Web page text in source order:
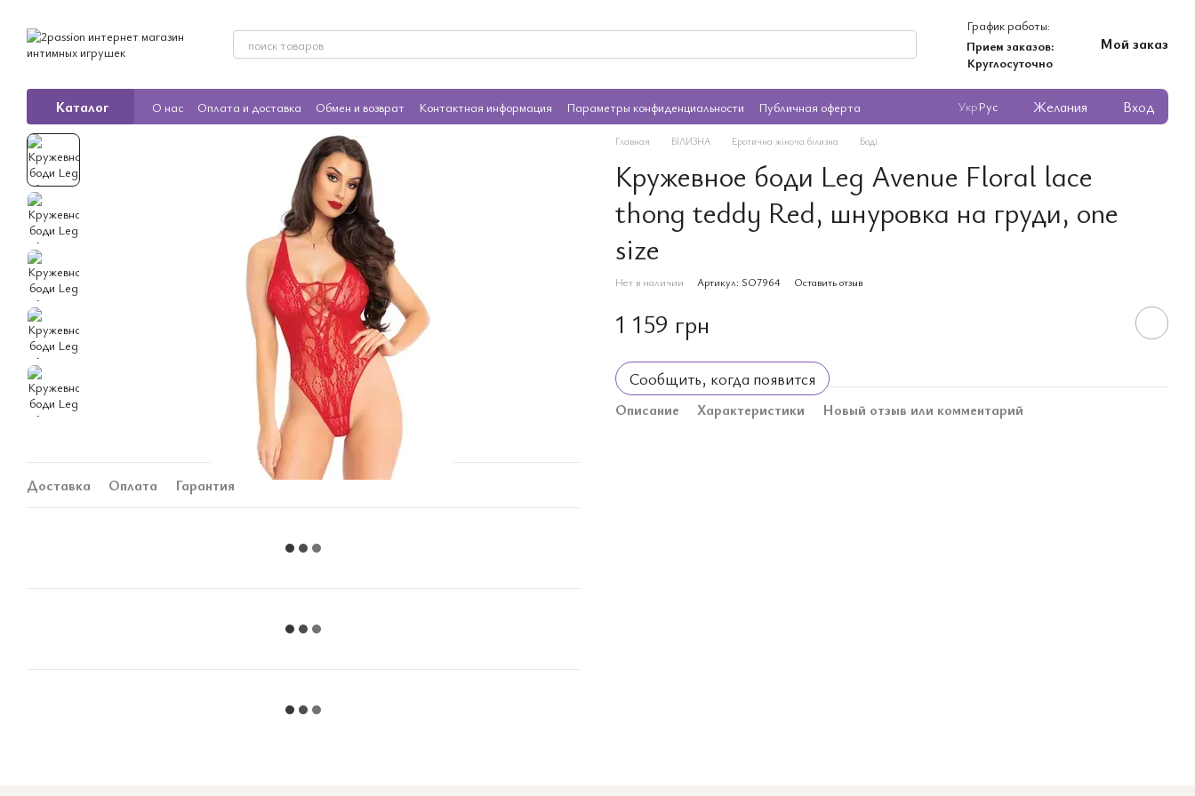
График работы:
Прием заказов:
Круглосуточно
Мой заказ
Каталог О нас Оплата и доставка Обмен и возврат Контактная информация Параметры конфиденциальности Публичная оферта УкрРус Желания Вход
Доставка Оплата Гарантия
Главная БІЛИЗНА Еротична жіноча білизна Боді
Кружевное боди Leg Avenue Floral lace
thong teddy Red, шнуровка на груди, one
size
Нет в наличии Артикул: SO7964 Оставить отзыв
1 159 грн
Сообщить, когда появится
Описание Характеристики Новый отзыв или комментарий